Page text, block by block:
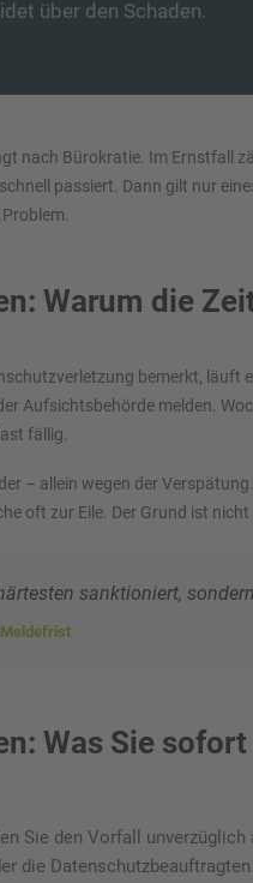
über den Schaden.
nach Bürokratie. Im Ernstfall
passiert. Dann gilt nur
Warum die
bemerkt, läuft
Aufsichtsbehörde melden.
fällig.
– allein wegen der
oft zur Eile. Der Grund ist nicht
sanktioniert,
Was Sie
Sie den Vorfall
die Datenschutzbeauftragten.